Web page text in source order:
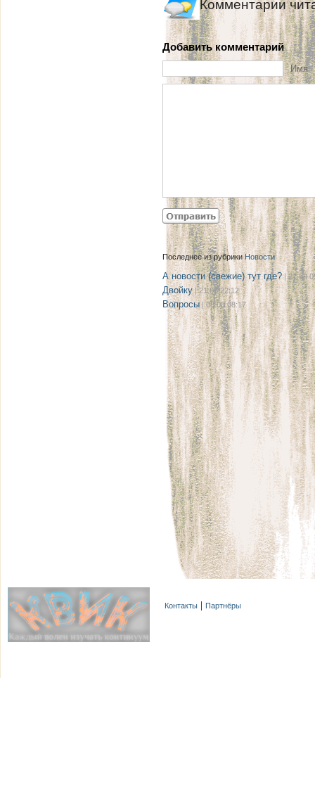
Комментарии
Добавить комментарий
Имя
Последнее из рубрикиНовости
А новости (свежие) тут где?| 27.08
Двойку| 21.08 22:12
Вопросы| 08.08 08:17
Контакты Партнёры